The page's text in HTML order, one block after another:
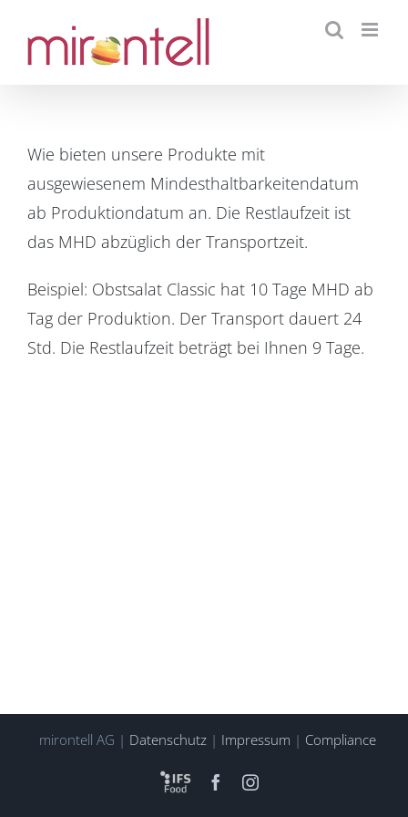
content
Wie bieten unsere Produkte mit
ausgewiesenem Mindesthaltbarkeitendatum
ab Produktiondatum an. Die Restlaufzeit ist
das MHD abzüglich der Transportzeit.
Beispiel: Obstsalat Classic hat 10 Tage MHD ab
Tag der Produktion. Der Transport dauert 24
Std. Die Restlaufzeit beträgt bei Ihnen 9 Tage.
mirontell AG | Datenschutz| Impressum | Compliance